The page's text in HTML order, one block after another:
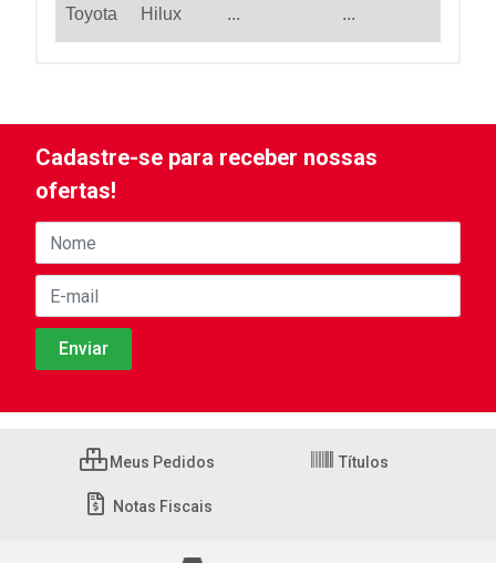
Toyota Hilux ... ...
Cadastre-se para receber nossas
ofertas!
Meus Pedidos Títulos
Notas Fiscais